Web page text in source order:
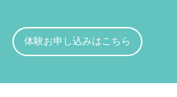
体験お申し込みはこちら